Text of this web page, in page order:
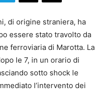
di origine straniera, ha
essere stato travolto da
ferroviaria di Marotta. La
le 7, in un orario di
sotto shock le
l’intervento dei